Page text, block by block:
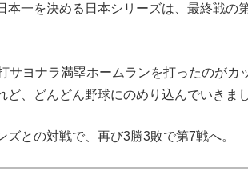
一を決める日本シリーズは、最終戦の
サヨナラ満塁ホームランを打ったのがカ
、どんどん野球にのめり込んでいきまし
との対戦で、再び3勝3敗で第7戦へ。